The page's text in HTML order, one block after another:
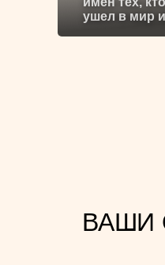
ушел в мир
ВАШИ